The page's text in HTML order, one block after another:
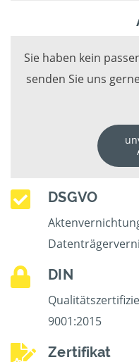
Sie haben kein
senden Sie uns
DSGVO
DIN
9001:2015
Zertifikat